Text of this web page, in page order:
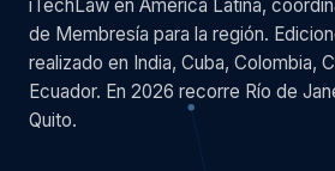
iTechLaw en América Latina,
de Membresía para la región.
realizado en India, Cuba, Colombia,
Ecuador. En 2026 recorre Río de
Quito.